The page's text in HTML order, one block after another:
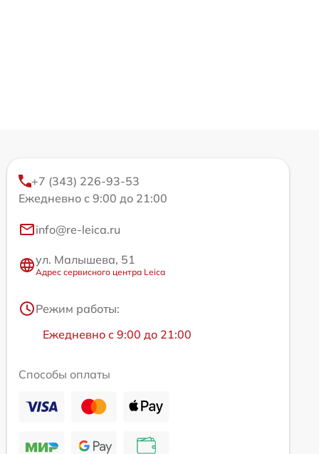
+7 (343) 226-93-53
Ежедневно с 9:00 до 21:00
info@re-leica.ru
ул. Малышева, 51
Адрес сервисного центра Leica
Режим работы:
Ежедневно с 9:00 до 21:00
Способы оплаты